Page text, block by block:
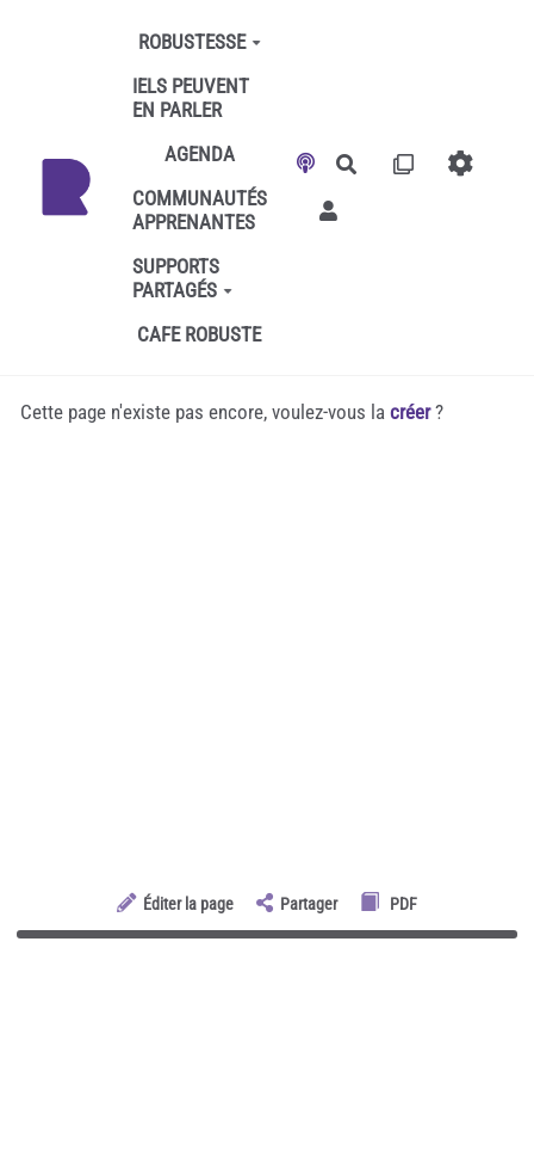
Aller au contenu principal
ROBUSTESSE
IELS PEUVENT
EN PARLER
AGENDA
COMMUNAUTÉS
APPRENANTES
SUPPORTS
PARTAGÉS
CAFE ROBUSTE
Rechercher
Cette page n'existe pas encore, voulez-vous la créer?
Éditer la page Partager PDF